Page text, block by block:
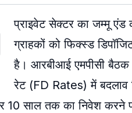
प्राइवेट सेक्टर का जम्मू
ग्राहकों को फिक्स्ड
है। आरबीआई एमपीसी
रेट (FD Rates) में
10 साल तक का निवेश